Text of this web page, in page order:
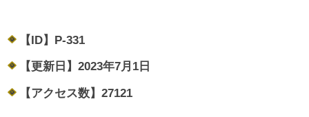
【ID】 P-331
【更新日】 2023年7月1日
【アクセス数】 27121